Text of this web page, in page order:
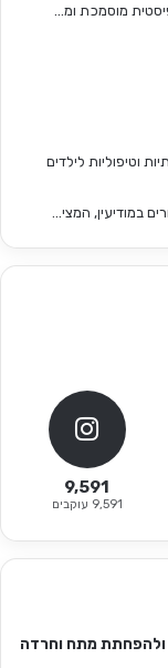
מוסמכת ומ...
וטיפוליות לילדים
במודיעין, המצי...
9,591
9,591 עוקבים
ולהפחתת מתח וחרדה